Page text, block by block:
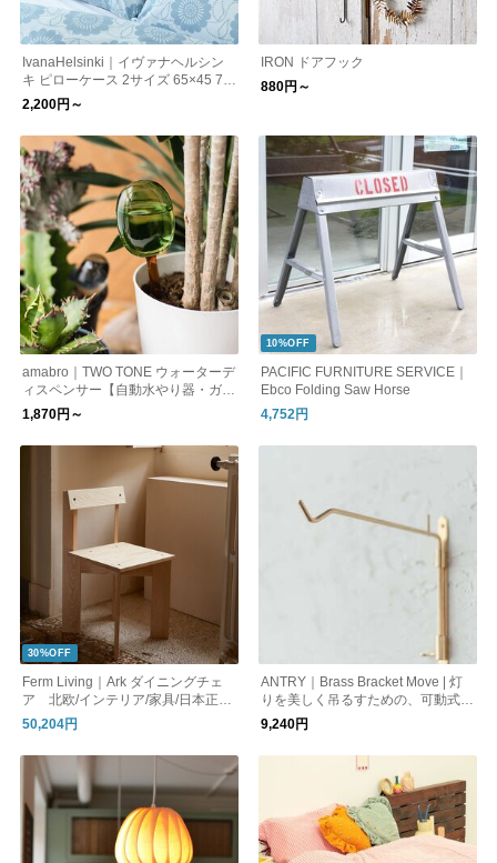
IvanaHelsinki｜イヴァナヘルシン
キ ピローケース 2サイズ 65×45 70
×50 パウラクッカ 北欧
2,200円～
IRON ドアフック
880円～
amabro｜TWO TONE ウォーターデ
ィスペンサー【自動水やり器・ガー
デニング・観葉植物・多肉植物】
1,870円～
10%OFF
PACIFIC FURNITURE SERVICE｜
Ebco Folding Saw Horse
4,752円
30%OFF
Ferm Living｜Ark ダイニングチェ
ア 北欧/インテリア/家具/日本正規
販売店品【国内在庫あり】
50,204円
ANTRY｜Brass Bracket Move | 灯
りを美しく吊るすための、可動式真
鍮ブラケットフック
9,240円